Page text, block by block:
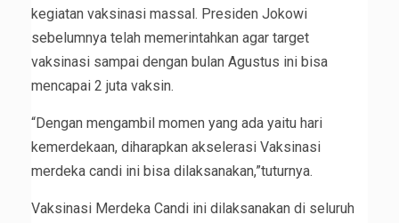
kegiatan vaksinasi massal. Presiden Jokowi
sebelumnya telah memerintahkan agar target
vaksinasi sampai dengan bulan Agustus ini bisa
mencapai 2 juta vaksin.
“Dengan mengambil momen yang ada yaitu hari
kemerdekaan, diharapkan akselerasi Vaksinasi
merdeka candi ini bisa dilaksanakan,”tuturnya.
Vaksinasi Merdeka Candi ini dilaksanakan di seluruh